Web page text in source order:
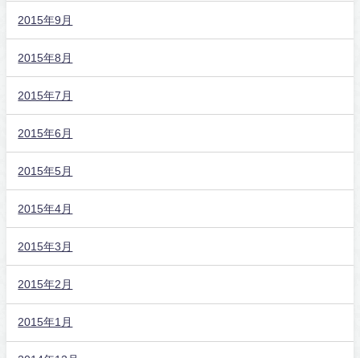
2015年9月
2015年8月
2015年7月
2015年6月
2015年5月
2015年4月
2015年3月
2015年2月
2015年1月